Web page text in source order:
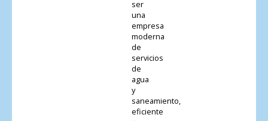
ser
una
empresa
moderna
de
servicios
de
agua
y
saneamiento,
eficiente